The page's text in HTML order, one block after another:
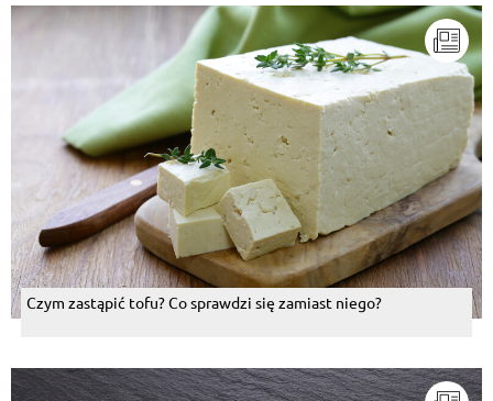
Czym zastąpić tofu? Co sprawdzi się zamiast niego?